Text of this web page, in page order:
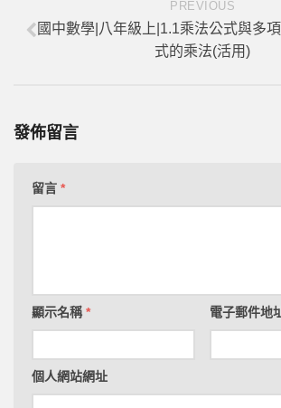
PREVIOUS
國中數學|八年級上|1.1乘法公式與多
式的乘法(活用)
發佈留言
留言 *
顯示名稱* 電子郵件地
個人網站網址